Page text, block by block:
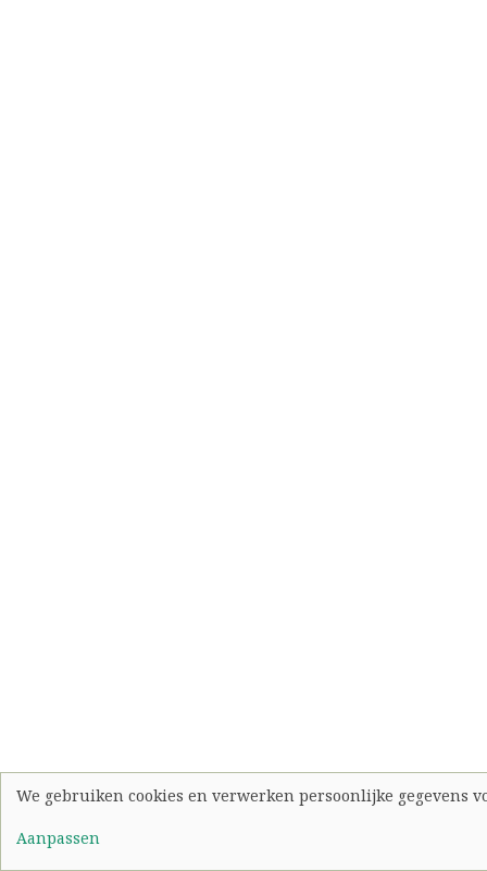
of
We gebruiken cookies en verwerken persoonlijke gegevens
Aanpassen